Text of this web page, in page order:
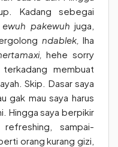
Kadang sebegai
ewuh pakewuh juga,
ndablek,lha
hehe sorry
membuat
Skip. Dasar saya
gak mau saya harus
Hingga saya berpikir
sampai-
orang kurang gizi,